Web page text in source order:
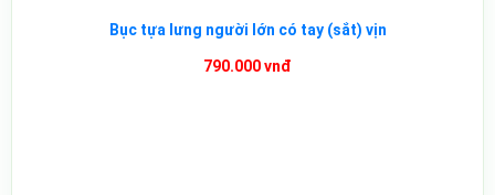
Bục tựa lưng người lớn có tay (sắt) vịn
790.000 vnđ